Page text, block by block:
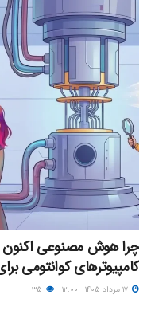
چرا هوش مصنوعی اکنون
کامپیوترهای کوانتومی